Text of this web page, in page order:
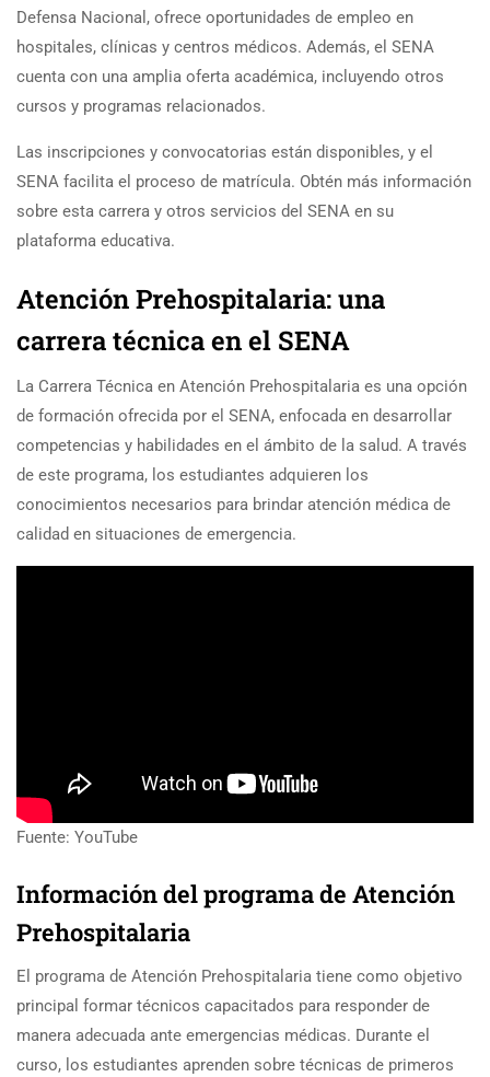
Defensa Nacional, ofrece oportunidades de empleo en
hospitales, clínicas y centros médicos. Además, el SENA
cuenta con una amplia oferta académica, incluyendo otros
cursos y programas relacionados.
Las inscripciones y convocatorias están disponibles, y el
SENA facilita el proceso de matrícula. Obtén más información
sobre esta carrera y otros servicios del SENA en su
plataforma educativa.
Atención Prehospitalaria: una
carrera técnica en el SENA
La Carrera Técnica en Atención Prehospitalaria es una opción
de formación ofrecida por el SENA, enfocada en desarrollar
competencias y habilidades en el ámbito de la salud. A través
de este programa, los estudiantes adquieren los
conocimientos necesarios para brindar atención médica de
calidad en situaciones de emergencia.
Fuente: YouTube
Información del programa de Atención
Prehospitalaria
El programa de Atención Prehospitalaria tiene como objetivo
principal formar técnicos capacitados para responder de
manera adecuada ante emergencias médicas. Durante el
curso, los estudiantes aprenden sobre técnicas de primeros